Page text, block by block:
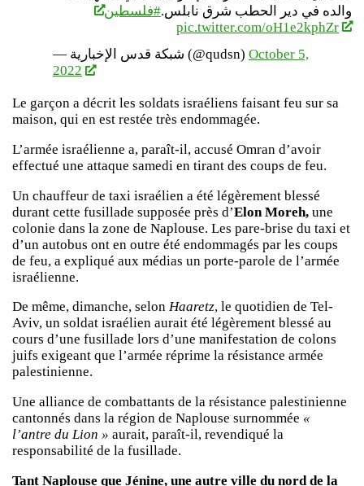
والده في دير الحطب شرق نابلس.#فلسطين
pic.twitter.com/oH1e2kphZr
— شبكة قدس الإخبارية (@qudsn) October 5,
2022
Le garçon a décrit les soldats israéliens faisant feu sur sa
maison, qui en est restée très endommagée.
L’armée israélienne a, paraît-il, accusé Omran d’avoir
effectué une attaque samedi en tirant des coups de feu.
Un chauffeur de taxi israélien a été légèrement blessé
durant cette fusillade supposée près d’Elon Moreh, une
colonie dans la zone de Naplouse. Les pare-brise du taxi et
d’un autobus ont en outre été endommagés par les coups
de feu, a expliqué aux médias un porte-parole de l’armée
israélienne.
De même, dimanche, selon Haaretz, le quotidien de Tel-
Aviv, un soldat israélien aurait été légèrement blessé au
cours d’une fusillade lors d’une manifestation de colons
juifs exigeant que l’armée réprime la résistance armée
palestinienne.
Une alliance de combattants de la résistance palestinienne
cantonnés dans la région de Naplouse surnommée «
l’antre du Lion » aurait, paraît-il, revendiqué la
responsabilité de la fusillade.
Tant Naplouse que Jénine, une autre ville du nord de la